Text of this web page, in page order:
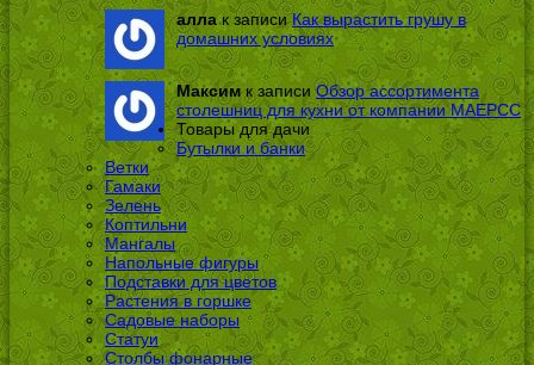
аллак записиКак вырастить грушу в
домашних условиях
Максимк записиОбзор ассортимента
столешниц для кухни от компании МАЕРСС
Товары для дачи
Бутылки и банки
Ветки
Гамаки
Зелень
Коптильни
Мангалы
Напольные фигуры
Подставки для цветов
Растения в горшке
Садовые наборы
Статуи
Столбы фонарные